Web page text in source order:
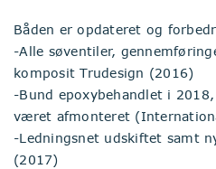
Båden er opdateret og
-Alle søventiler,
komposit Trudesign (2016)
-Bund epoxybehandlet i
været afmonteret
-Ledningsnet udskiftet samt
(2017)